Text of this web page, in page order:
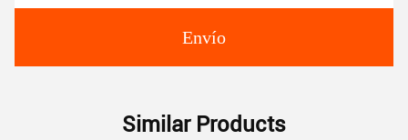
Envío
Similar Products